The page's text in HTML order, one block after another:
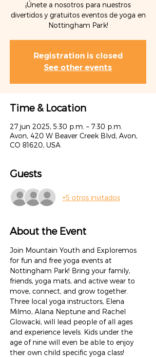
¡Únete a nosotros para nuestros
divertidos y gratuitos eventos de yoga en
Registration is closed
See other events
Time & Location
27 jun 2025, 5:30 p.m. – 7:30 p.m.
Avon, 420 W Beaver Creek Blvd, Avon,
CO 81620, USA
Guests
+5 otros invitados
About the Event
Join Mountain Youth and Exploremos
for fun and free yoga events at
Nottingham Park! Bring your family,
friends, yoga mats, and active wear to
move, connect, and grow together.
Three local yoga instructors, Elena
Milmo, Alana Neptune and Rachel
Glowacki, will lead people of all ages
and experience levels. Kids under the
age of nine will even be able to enjoy
their own child specific yoga class!